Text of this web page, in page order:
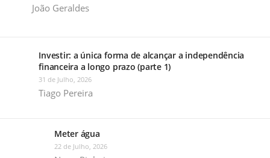
João Geraldes
Investir: a única forma de alcançar a independência
financeira a longo prazo (parte 1)
31 de Julho, 2026
Tiago Pereira
Meter água
22 de Julho, 2026